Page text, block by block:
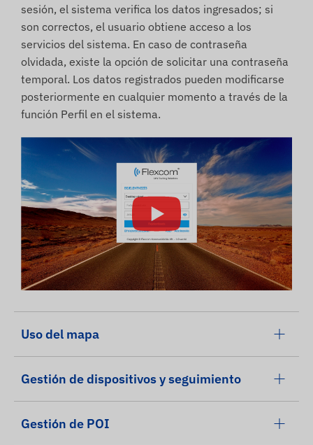
sesión, el sistema verifica los datos ingresados; si
son correctos, el usuario obtiene acceso a los
servicios del sistema. En caso de contraseña
olvidada, existe la opción de solicitar una contraseña
temporal. Los datos registrados pueden modificarse
posteriormente en cualquier momento a través de la
función Perfil en el sistema.
Uso del mapa
Gestión de dispositivos y seguimiento
Gestión de POI